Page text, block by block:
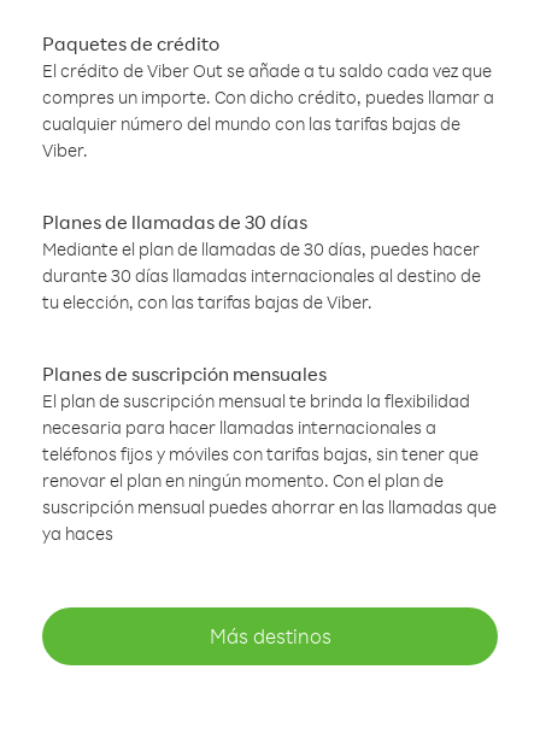
Paquetes de crédito
El crédito de Viber Out se añade a tu saldo cada vez que
compres un importe. Con dicho crédito, puedes llamar a
cualquier número del mundo con las tarifas bajas de
Viber.
Planes de llamadas de 30 días
Mediante el plan de llamadas de 30 días, puedes hacer
durante 30 días llamadas internacionales al destino de
tu elección, con las tarifas bajas de Viber.
Planes de suscripción mensuales
El plan de suscripción mensual te brinda la flexibilidad
necesaria para hacer llamadas internacionales a
teléfonos fijos y móviles con tarifas bajas, sin tener que
renovar el plan en ningún momento. Con el plan de
suscripción mensual puedes ahorrar en las llamadas que
ya haces
Más destinos